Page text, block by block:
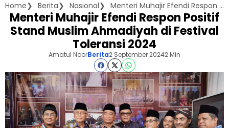
Home Berita Nasional Menteri Muhajir Efendi Respon Positif Stand Muslim Ahmadiyah di Festival Toleransi 2024
Menteri Muhajir Efendi Respon Positif
Stand Muslim Ahmadiyah di Festival
Toleransi 2024
Amatul NoorBerita2 September 20242 Min